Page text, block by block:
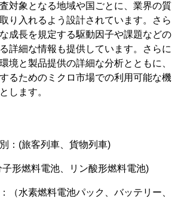
対象となる地域や国ごとに、業界の質
り入れるよう設計されています。さら
成長を規定する駆動因子や課題などの
詳細な情報も提供しています。さらに
境と製品提供の詳細な分析とともに、
るためのミクロ市場での利用可能な機
します。
：(旅客列車、貨物列車)
形燃料電池、リン酸形燃料電池)
（水素燃料電池パック、バッテリー、